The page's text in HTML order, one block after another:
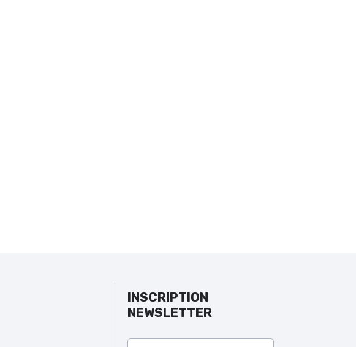
INSCRIPTION
NEWSLETTER